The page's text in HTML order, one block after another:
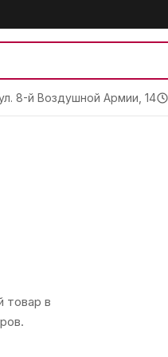
8-й Воздушной Армии, 14
товар в